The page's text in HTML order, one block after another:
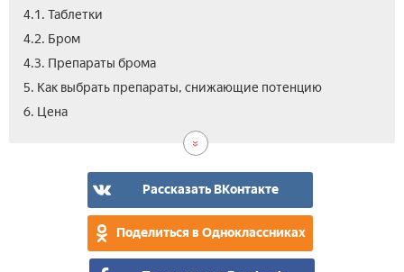
4.1. Таблетки
4.2. Бром
4.3. Препараты брома
5. Как выбрать препараты, снижающие потенцию
6. Цена
Рассказать ВКонтакте
Поделиться в Одноклассниках